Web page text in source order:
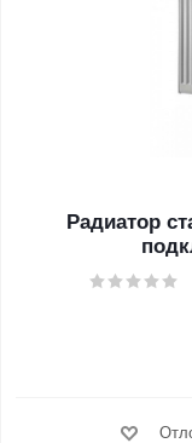
Радиатор